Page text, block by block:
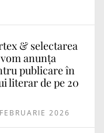
& selectarea
anunța
publicare în
literar de pe 20
2026